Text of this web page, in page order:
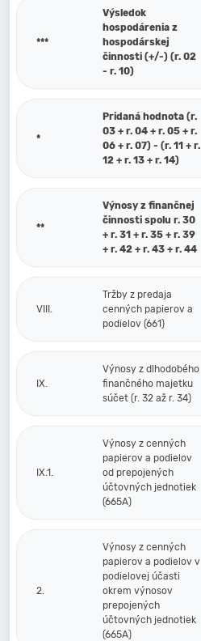
***
Výsledok
hospodárenia z
hospodárskej
činnosti (+/-) (r. 02
- r. 10)
*
Pridaná hodnota (r.
03 + r. 04 + r. 05 + r.
06 + r. 07) - (r. 11 + r.
12 + r. 13 + r. 14)
**
Výnosy z finančnej
činnosti spolu r. 30
+ r. 31 + r. 35 + r. 39
+ r. 42 + r. 43 + r. 44
VIII.
Tržby z predaja
cenných papierov a
podielov (661)
IX.
Výnosy z dlhodobého
finančného majetku
súčet (r. 32 až r. 34)
IX.1.
Výnosy z cenných
papierov a podielov
od prepojených
účtovných jednotiek
(665A)
2.
Výnosy z cenných
papierov a podielov v
podielovej účasti
okrem výnosov
prepojených
účtovných jednotiek
(665A)